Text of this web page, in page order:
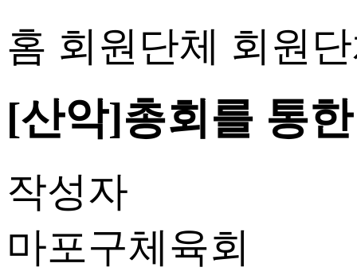
홈 회원단체 회원
[산악]총회를 통
작성자
마포구체육회